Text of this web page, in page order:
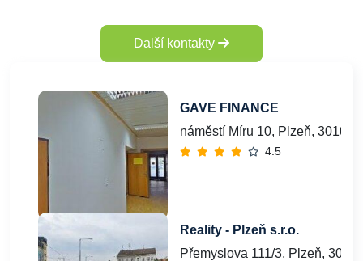
Další kontakty
GAVE FINANCE
náměstí Míru 10, Plzeň, 30100
4.5
Reality - Plzeň s.r.o.
Přemyslova 111/3, Plzeň,